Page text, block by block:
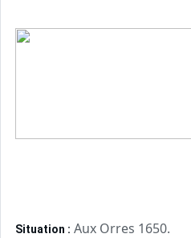
Situation : Aux Orres 1650.